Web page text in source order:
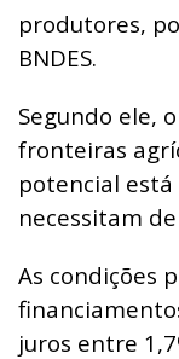
produtores,
BNDES.
Segundo ele,
fronteiras
potencial está
necessitam
As condições
juros entre